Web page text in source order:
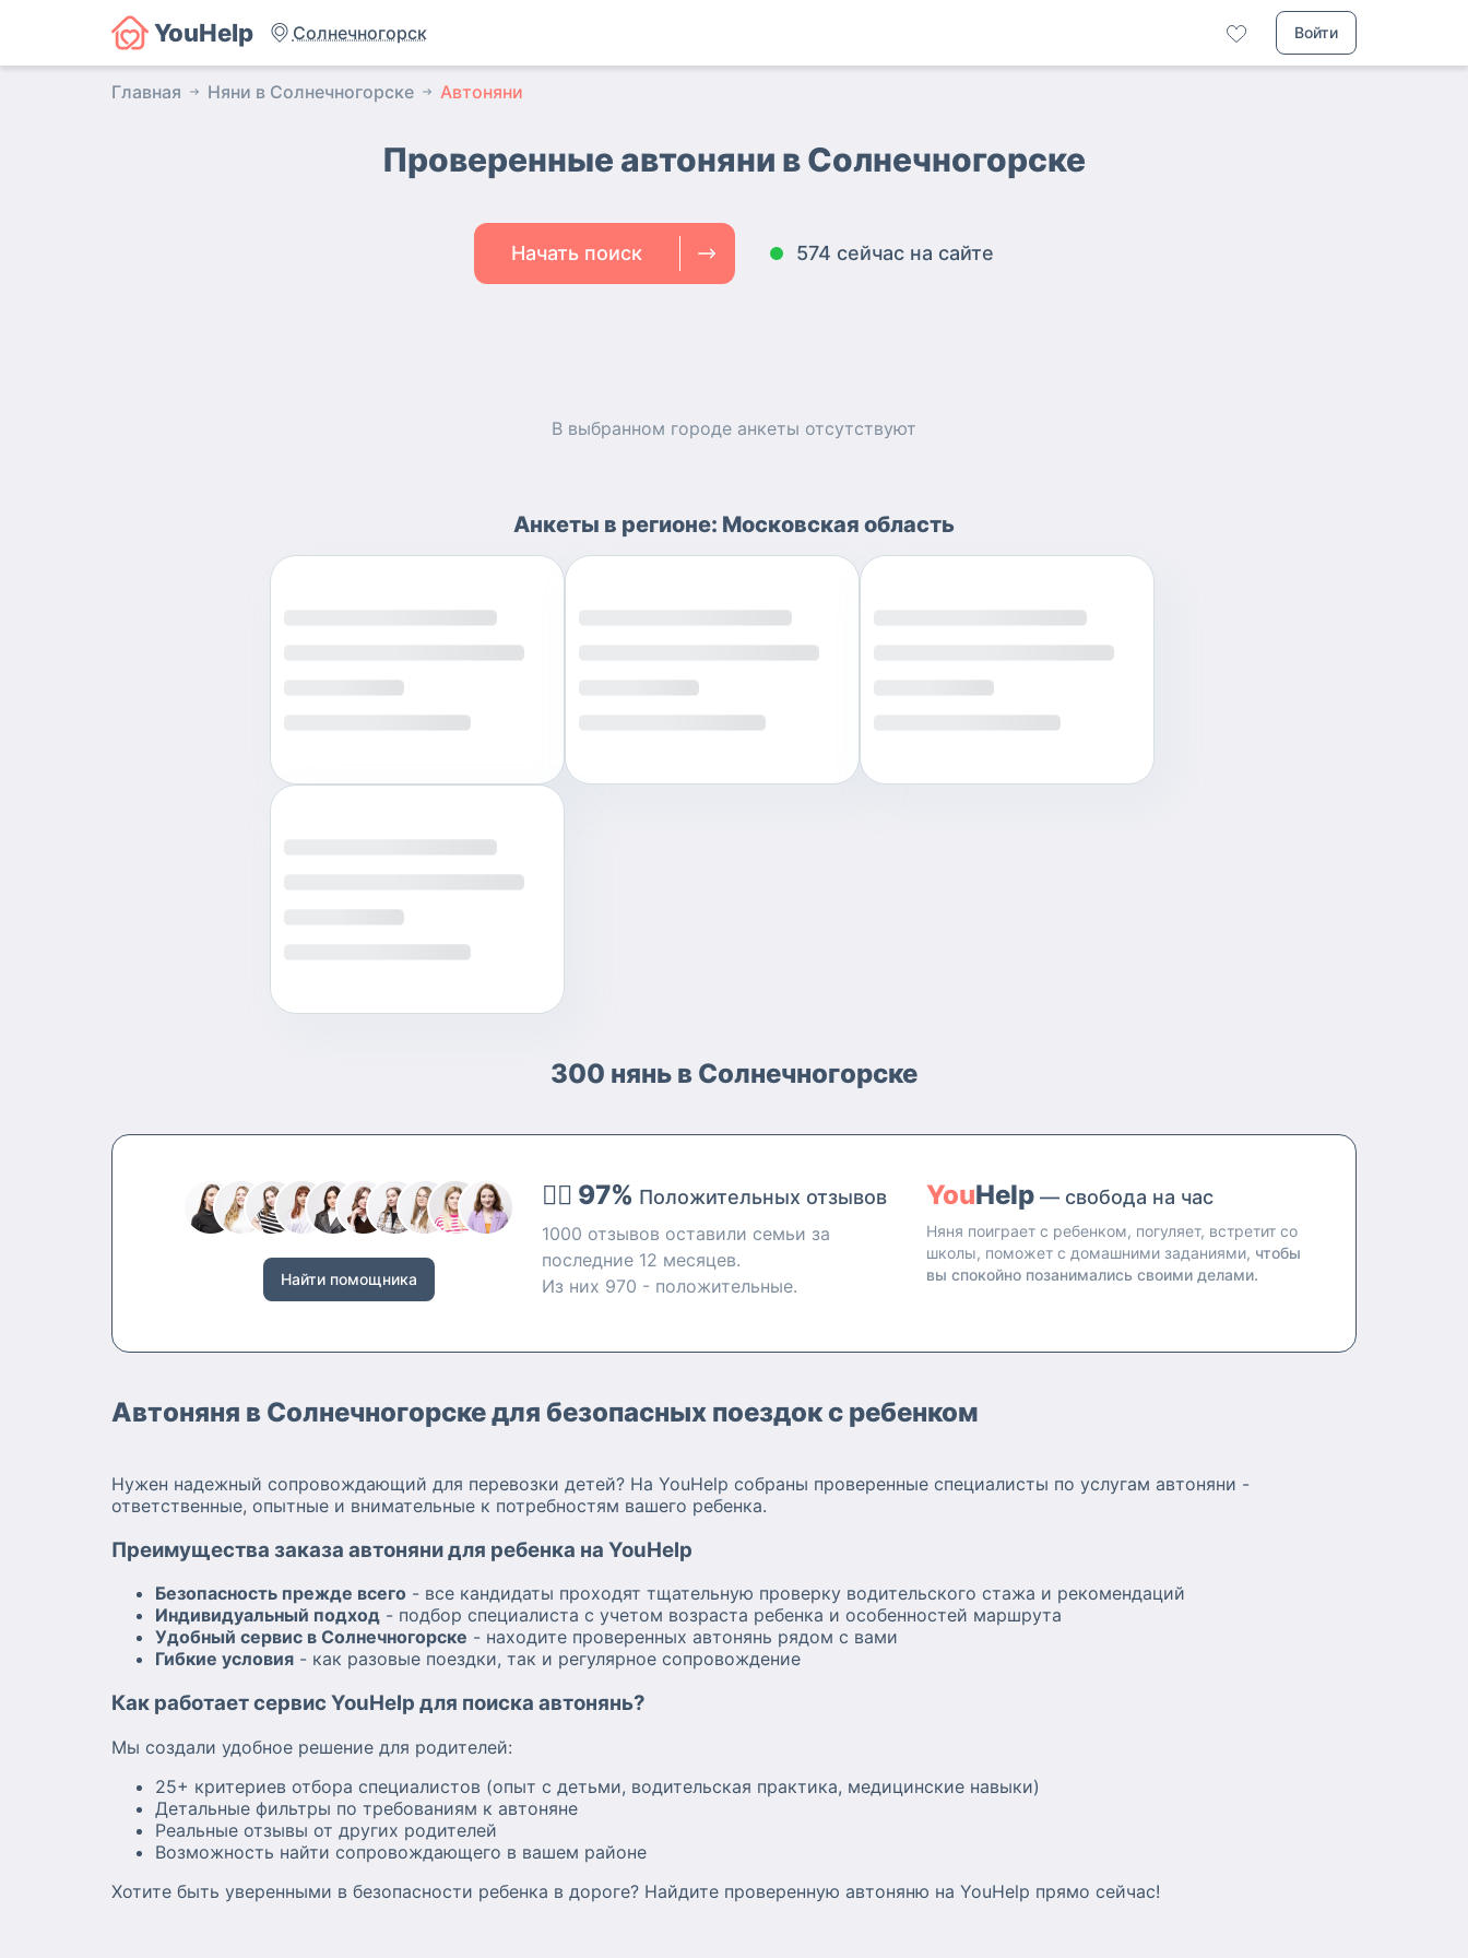
YouHelp Солнечногорск Войти
Главная Няни в Солнечногорске Автоняни
Проверенные автоняни в Солнечногорске
Начать поиск 574 сейчас на сайте
В выбранном городе анкеты отсутствуют
Анкеты в регионе: Московская область
300 нянь в Солнечногорске
Найти помощника
👍🏻 97% Положительных отзывов
1000 отзывов оставили семьи за
последние 12 месяцев.
Из них 970 - положительные.
YouHelp — свобода на час
Няня поиграет с ребенком, погуляет, встретит со
школы, поможет с домашними заданиями, чтобы
вы спокойно позанимались своими делами.
Автоняня в Солнечногорске для безопасных поездок с ребенком
Нужен надежный сопровождающий для перевозки детей? На YouHelp собраны проверенные специалисты по услугам автоняни -
ответственные, опытные и внимательные к потребностям вашего ребенка.
Преимущества заказа автоняни для ребенка на YouHelp
Безопасность прежде всего - все кандидаты проходят тщательную проверку водительского стажа и рекомендаций
Индивидуальный подход - подбор специалиста с учетом возраста ребенка и особенностей маршрута
Удобный сервис в Солнечногорске - находите проверенных автонянь рядом с вами
Гибкие условия - как разовые поездки, так и регулярное сопровождение
Как работает сервис YouHelp для поиска автонянь?
Мы создали удобное решение для родителей:
25+ критериев отбора специалистов (опыт с детьми, водительская практика, медицинские навыки)
Детальные фильтры по требованиям к автоняне
Реальные отзывы от других родителей
Возможность найти сопровождающего в вашем районе
Хотите быть уверенными в безопасности ребенка в дороге? Найдите проверенную автоняню на YouHelp прямо сейчас!